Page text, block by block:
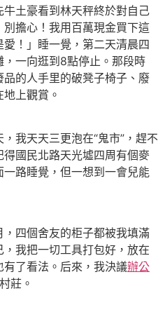
土豪看到林天秤終於對自己
擔心！我用百萬現金買下這
！」睡一覺，第二天清晨四
一向逛到8點停止。那段時
的人手里的破凳子椅子、廢
上觀賞。
天天三更泡在“鬼市”，趕不
國民北路天光墟四周有個麥
路睡覺，但一想到一會兒能
四個舍友的柜子都被我填滿
我把一切工具打包好，放在
了看法。后來，我決議辦公
莊。